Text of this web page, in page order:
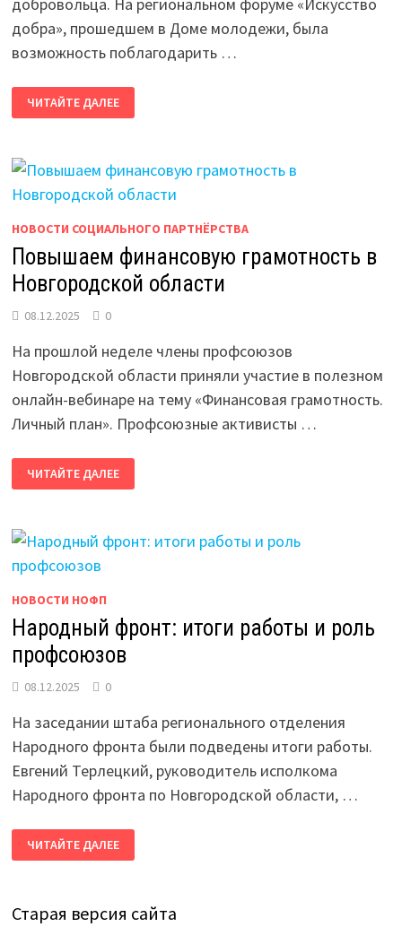
добровольца. На региональном форуме «Искусство
добра», прошедшем в Доме молодежи, была
возможность поблагодарить …
ДОБРЫЕ
ДЕЛА
И
ОТМЕЧЕНЫ
РЕГИОНАЛЬНОМ
УРОВНЕ
ЧИТАЙТЕ ДАЛЕЕ
НОВОСТИ СОЦИАЛЬНОГО ПАРТНЁРСТВА
Повышаем финансовую грамотность в
Новгородской области
08.12.2025 0
На прошлой неделе члены профсоюзов
Новгородской области приняли участие в полезном
онлайн-вебинаре на тему «Финансовая грамотность.
Личный план». Профсоюзные активисты …
ПОВЫШАЕМ
ФИНАНСОВУЮ
ГРАМОТНОСТЬ
ЧИТАЙТЕ ДАЛЕЕ
НОВОСТИ НОФП
Народный фронт: итоги работы и роль
профсоюзов
08.12.2025 0
На заседании штаба регионального отделения
Народного фронта были подведены итоги работы.
Евгений Терлецкий, руководитель исполкома
Народного фронта по Новгородской области, …
НАРОДНЫЙ
ФРОНТ:
ИТОГИ
ПРОФСОЮЗОВ
ЧИТАЙТЕ ДАЛЕЕ
Старая версия сайта